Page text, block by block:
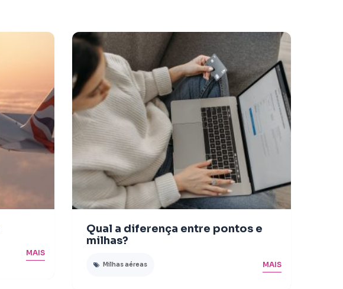
MAIS
Qual a diferença entre pontos e
milhas?
Milhas aéreas MAIS